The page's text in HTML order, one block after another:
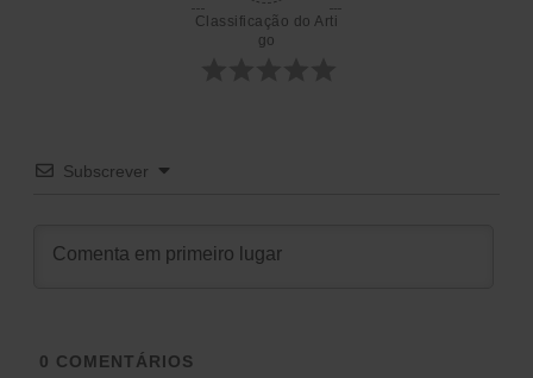
Classificação do Arti
go
Subscrever
0 COMENTÁRIOS